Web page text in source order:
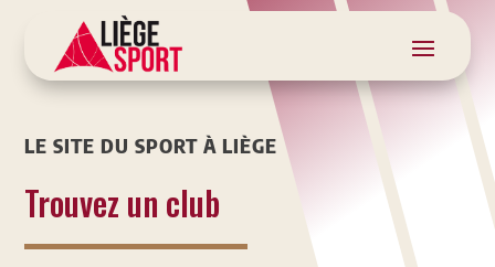
LE SITE DU SPORT À LIÈGE
Trouvez un club